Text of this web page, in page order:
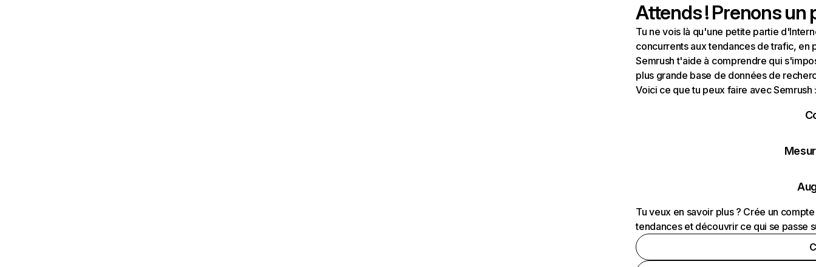
Attends ! Prenons un
Tu ne vois là qu'une petite partie
concurrents aux tendances de trafic, en
Semrush t'aide à comprendre qui
plus grande base de données de
Voici ce que tu peux faire avec Semrush
Tu veux en savoir plus ? Crée un
tendances et découvrir ce qui se passe